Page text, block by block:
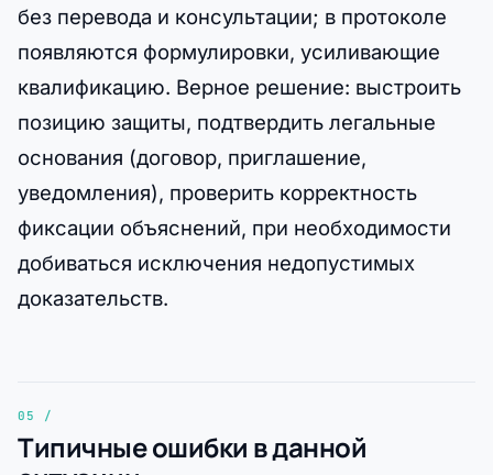
без перевода и консультации; в протоколе
появляются формулировки, усиливающие
квалификацию. Верное решение: выстроить
позицию защиты, подтвердить легальные
основания (договор, приглашение,
уведомления), проверить корректность
фиксации объяснений, при необходимости
добиваться исключения недопустимых
доказательств.
Типичные ошибки в данной